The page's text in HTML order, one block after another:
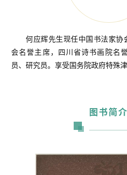
何应辉先生现任中国书法家协
会名誉主席，四川省诗书画院名
员、研究员。享受国务院政府特殊津
图书简介